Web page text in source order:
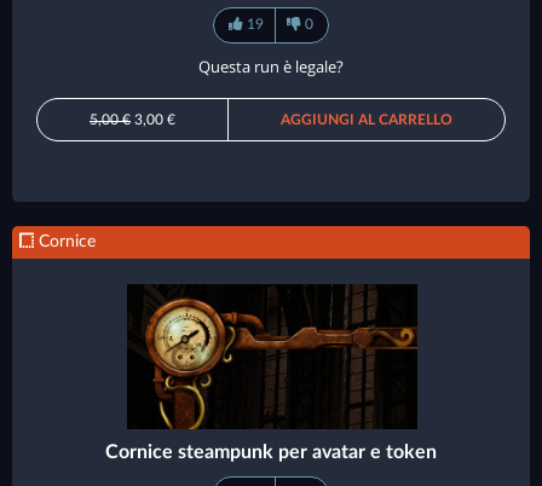
19 0
Questa run è legale?
5,00 € 3,00 € AGGIUNGI AL CARRELLO
Cornice
Cornice steampunk per avatar e token